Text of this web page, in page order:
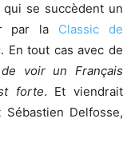
se succèdent un
par la Classic de
. En tout cas avec de
voir un Français
forte. Et viendrait
Delfosse,